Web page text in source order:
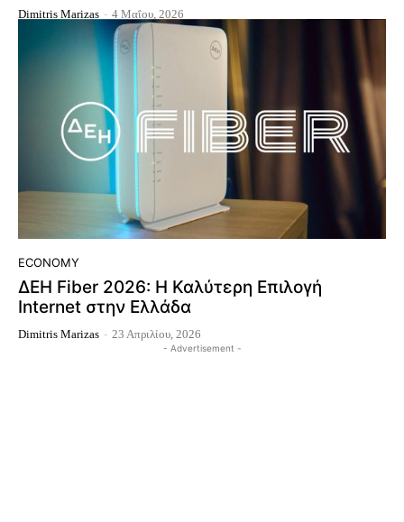
Dimitris Marizas - 4 Μαΐου, 2026
ECONOMY
ΔΕΗ Fiber 2026: Η Καλύτερη Επιλογή
Internet στην Ελλάδα
Dimitris Marizas - 23 Απριλίου, 2026
- Advertisement -